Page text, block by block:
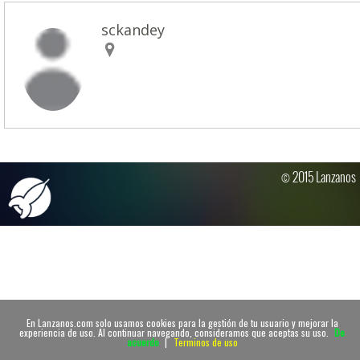
En Lanzanos.com solo usamos cookies para la gestión de tu usuario y mejorar la
experiencia de uso. Al continuar navegando, consideramos que aceptas su uso. De
acuerdo | Terminos de uso
sckandey
© 2015 Lanzanos